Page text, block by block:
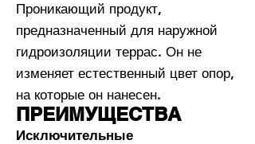
Проникающий продукт,
предназначенный для наружной
гидроизоляции террас. Он не
изменяет естественный цвет опор,
на которые он нанесен.
ПРЕИМУЩЕСТВА
Исключительные